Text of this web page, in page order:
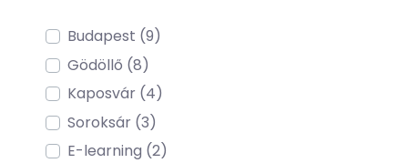
Budapest (9)
Gödöllő (8)
Kaposvár (4)
Soroksár (3)
E-learning (2)